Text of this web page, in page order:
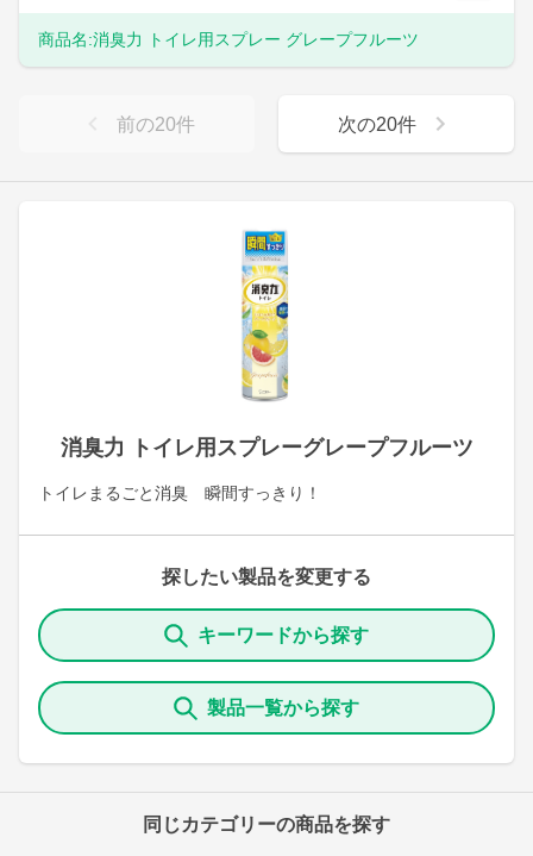
消臭力 トイレ用スプレーグレープフルーツ
トイレまるごと消臭 瞬間すっきり！
探したい製品を変更する
キーワードから探す
製品一覧から探す
同じカテゴリーの商品を探す
商品名:消臭力 トイレ用スプレー グレープフルーツ
前の20件 次の20件